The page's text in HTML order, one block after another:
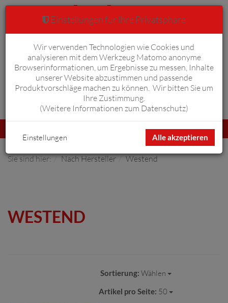
Anmelden Warenkorb 0
umschalten
Sie sind hier: Nach Hersteller Westend
WESTEND
Sortierung: Wählen
Artikel pro Seite: 50
Einstellungen für Ihre Privatsphäre
Wir verwenden Technologien wie Cookies und
analysieren mit dem Werkzeug Matomo anonyme
Browserinformationen, um Ergebnisse zu messen, Inhalte
unserer Website abzustimmen und passende
Produktvorschläge machen zu können. Wir bitten Sie um
Ihre Zustimmung.
(Weitere Informationen zum Datenschutz)
Alle akzeptieren
Einstellungen